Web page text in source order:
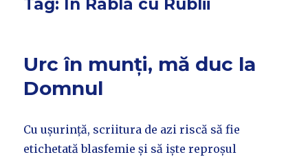
Tag: În Rabla cu Rublii
Urc în munți, mă duc la
Domnul
Cu ușurință, scriitura de azi riscă să fie
etichetată blasfemie și să iște reproșul